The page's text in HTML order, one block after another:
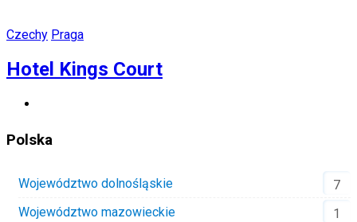
Czechy Praga
Hotel Kings Court
Polska
Województwo dolnośląskie
7
Województwo mazowieckie
1